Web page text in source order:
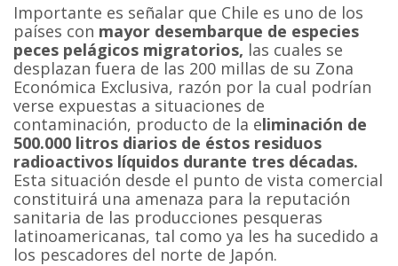
Importante es señalar que Chile es uno de los
países con mayor desembarque de especies
peces pelágicos migratorios, las cuales se
desplazan fuera de las 200 millas de su Zona
Económica Exclusiva, razón por la cual podrían
verse expuestas a situaciones de
contaminación, producto de la eliminación de
500.000 litros diarios de éstos residuos
radioactivos líquidos durante tres décadas.
Esta situación desde el punto de vista comercial
constituirá una amenaza para la reputación
sanitaria de las producciones pesqueras
latinoamericanas, tal como ya les ha sucedido a
los pescadores del norte de Japón.